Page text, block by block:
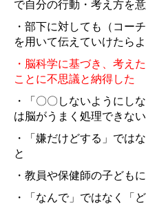
で自分の行動・考え方を
・部下に対しても（コー
を用いて伝えていけたら
・脳科学に基づき、考え
ことに不思議と納得した
・「〇〇しないようにし
は脳がうまく処理できな
・「嫌だけどする」では
と
・教員や保健師の子ども
・「なんで」ではなく「